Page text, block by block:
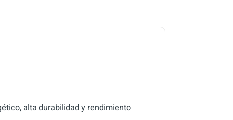
alta durabilidad y rendimiento